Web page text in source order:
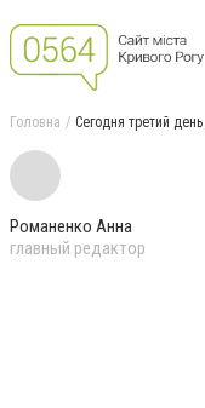
Головна Сегодня третий
Романенко Анна
главный редактор